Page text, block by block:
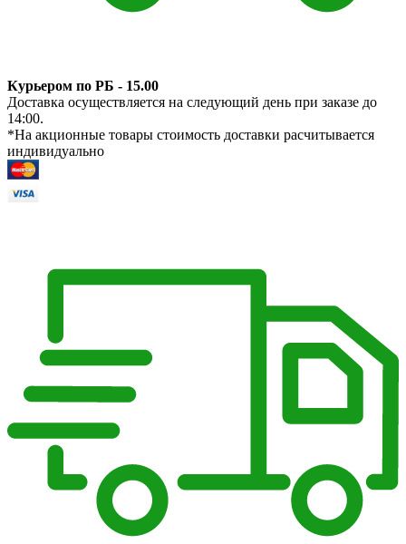
Курьером по РБ - 15.00
Доставка осуществляется на следующий день при заказе до
14:00.
*На акционные товары стоимость доставки расчитывается
индивидуально